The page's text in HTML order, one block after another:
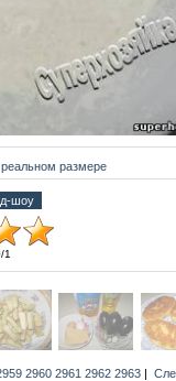
размере
/1
2960 2961 2962 2963 |